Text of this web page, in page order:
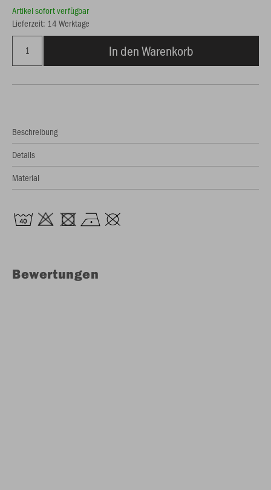
Artikel sofort verfügbar
Lieferzeit: 14 Werktage
In den Warenkorb
Beschreibung
Details
Material
Bewertungen